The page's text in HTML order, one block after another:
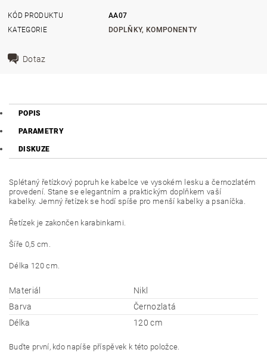
KÓD PRODUKTU
AA07
KATEGORIE
DOPLŇKY, KOMPONENTY
Dotaz
POPIS
PARAMETRY
DISKUZE
Splétaný řetízkový popruh ke kabelce ve vysokém lesku a černozlatém
provedení. Stane se elegantním a praktickým doplňkem vaší
kabelky. Jemný řetízek se hodí spíše pro menší kabelky a psaníčka.
Řetízek je zakončen karabinkami.
Šíře 0,5 cm.
Délka 120 cm.
Materiál
Nikl
Barva
Černozlatá
Délka
120 cm
Buďte první, kdo napíše příspěvek k této položce.